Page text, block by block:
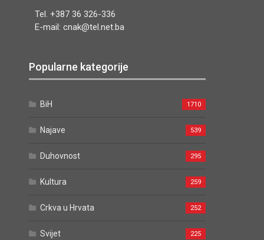
Tel. +387 36 326-336
E-mail: cnak@tel.net.ba
Popularne kategorije
BiH 1710
Najave 539
Duhovnost 295
Kultura 259
Crkva u Hrvata 252
Svijet 225